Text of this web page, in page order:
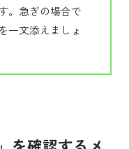
。急ぎの場合で
一文添えましょ